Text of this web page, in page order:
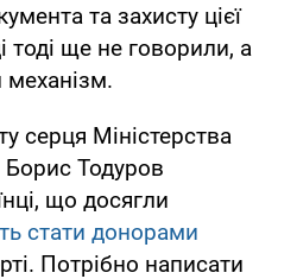
та захисту цієї
тоді ще не говорили, а
серця Міністерства
Тодуров
що досягли
стати донорами
Потрібно написати